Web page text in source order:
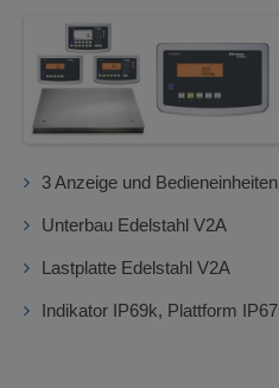
3 Anzeige und Bedieneinheiten
Unterbau Edelstahl V2A
Lastplatte Edelstahl V2A
Indikator IP69k, Plattform IP67